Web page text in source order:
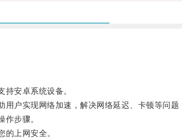
安卓系统设备。
实现网络加速，解决网络延迟、卡顿等问题
步骤。
上网安全。